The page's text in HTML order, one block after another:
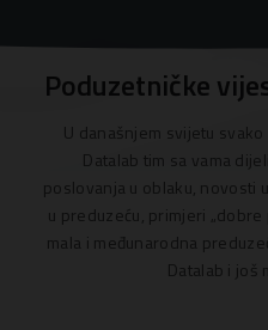
Poduzetničke
U današnjem svijetu
Datalab tim sa vama
poslovanja u oblaku, novosti
u preduzeću, primjeri
mala i međunarodna
Datalab i još